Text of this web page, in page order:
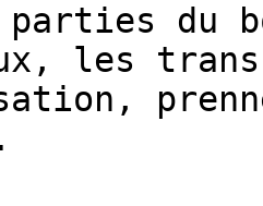
du
les